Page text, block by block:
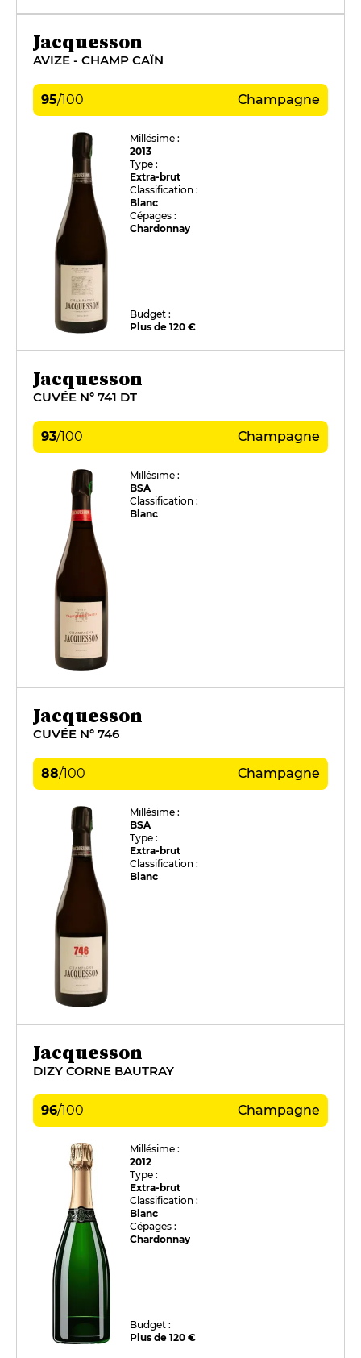
Jacquesson
AVIZE - CHAMP CAÏN
95/100 Champagne
Millésime :
2013
Type :
Extra-brut
Classification :
Blanc
Cépages :
Chardonnay
Budget :
Plus de 120 €
Jacquesson
CUVÉE N° 741 DT
93/100 Champagne
Millésime :
BSA
Classification :
Blanc
Jacquesson
CUVÉE N° 746
88/100 Champagne
Millésime :
BSA
Type :
Extra-brut
Classification :
Blanc
Jacquesson
DIZY CORNE BAUTRAY
96/100 Champagne
Millésime :
2012
Type :
Extra-brut
Classification :
Blanc
Cépages :
Chardonnay
Budget :
Plus de 120 €